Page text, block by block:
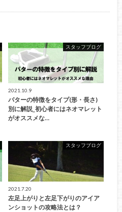
スタッフブログ
2021.10.9
パターの特徴をタイプ(形・長さ)
別に解説_初心者にはネオマレット
がオススメな…
スタッフブログ
2021.7.20
左足上がりと左足下がりのアイア
ンショットの攻略法とは？